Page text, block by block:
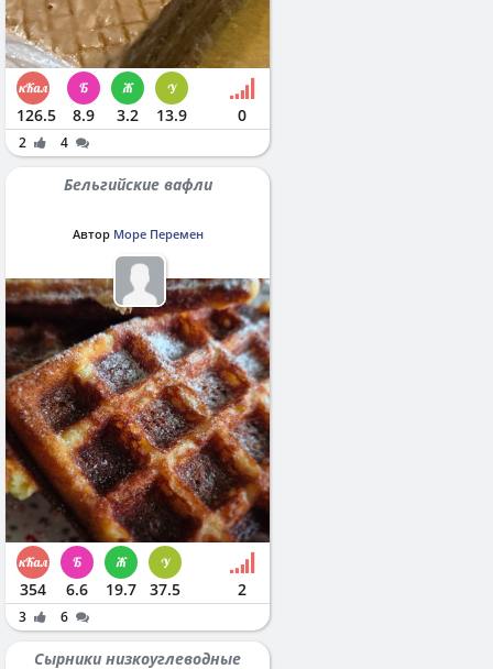
126.5 8.9 3.2 13.9 0
2 4
Бельгийские вафли
Автор Море Перемен
354 6.6 19.7 37.5 2
3 6
Сырники низкоуглеводные